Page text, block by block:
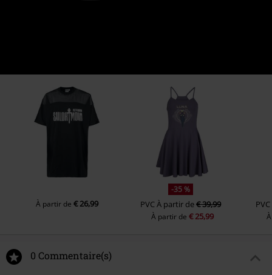
À partir de € 26,99
-35 %
PVCÀ partir de€ 39,99
À partir de € 25,99
PVC
0 Commentaire(s)